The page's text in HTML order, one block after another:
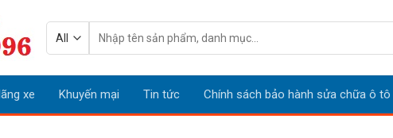
kiếm:
xe Khuyến mại Tin tức Chính sách bảo hành sửa chữa ô tô